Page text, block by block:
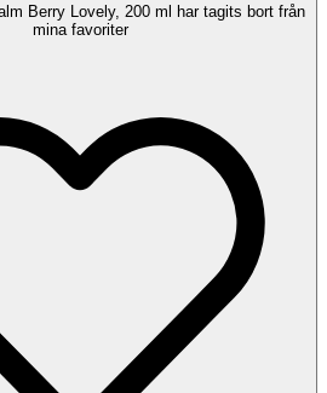
Berry Lovely, 200 ml har tagits bort från
mina favoriter